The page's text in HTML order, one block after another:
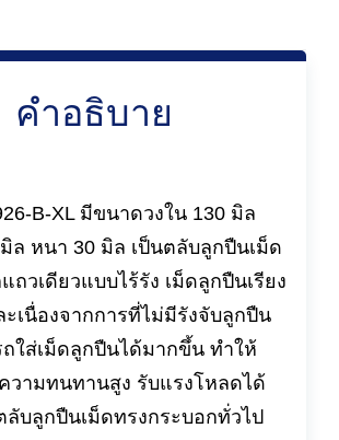
คำอธิบาย
B-XL มีขนาดวงใน 130 มิล
ล หนา 30 มิล เป็นตลับลูกปืนเม็ด
ถวเดียวแบบไร้รัง เม็ดลูกปืนเรียง
เนื่องจากการที่ไม่มีรังจับลูกปืน
ใส่เม็ดลูกปืนได้มากขึ้น ทำให้
วามทนทานสูง รับแรงโหลดได้
บลูกปืนเม็ดทรงกระบอกทั่วไป